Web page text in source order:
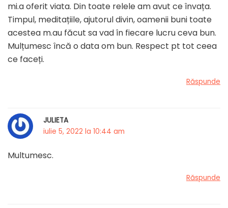
mi.a oferit viata. Din toate relele am avut ce învața.
Timpul, meditațiile, ajutorul divin, oamenii buni toate
acestea m.au făcut sa vad în fiecare lucru ceva bun.
Mulțumesc încă o data om bun. Respect pt tot ceea
ce faceți.
Răspunde
JULIETA
iulie 5, 2022 la 10:44 am
Multumesc.
Răspunde